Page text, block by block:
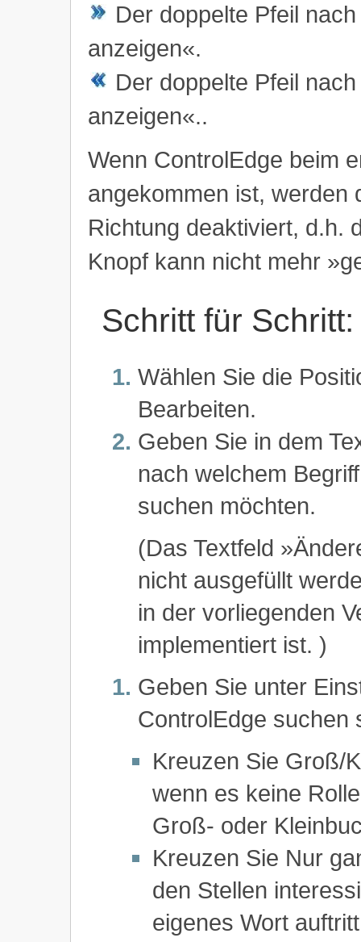
Der doppelte Pfeil
anzeigen«.
Der doppelte Pfeil
anzeigen«..
Wenn ControlEdge beim
angekommen ist, werden
Richtung deaktiviert, d.h.
Knopf kann nicht mehr
Schritt für
Wählen Sie die
Bearbeiten.
Geben Sie in dem
nach welchem
suchen möchten.
(Das Textfeld
nicht ausgefüllt
in der vorliegenden
implementiert ist. )
Geben Sie unter
ControlEdge suchen
Kreuzen Sie Groß/
wenn es keine
Groß- oder
Kreuzen Sie Nur
den Stellen
eigenes Wort